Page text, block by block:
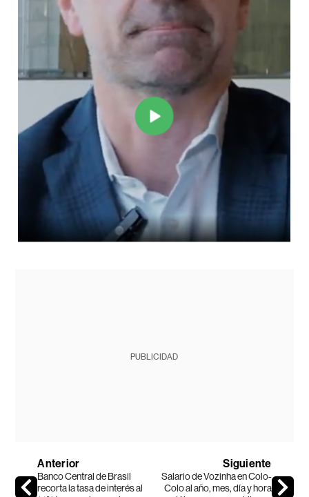
PUBLICIDAD
Anterior
Banco Central de Brasil
recorta la tasa de interés al
Siguiente
Salario de Vozinha en Colo-
Colo al año, mes, día y hora